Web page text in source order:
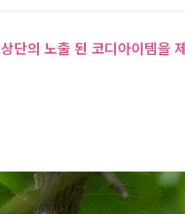
상단의 노출 된 코디아이템을